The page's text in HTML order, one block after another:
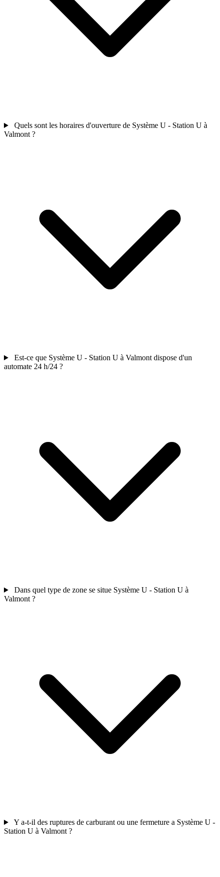
Quels sont les horaires d'ouverture de Système U - Station U à
Valmont ?
Est-ce que Système U - Station U à Valmont dispose d'un
automate 24 h/24 ?
Dans quel type de zone se situe Système U - Station U à
Valmont ?
Y a-t-il des ruptures de carburant ou une fermeture a Système U -
Station U à Valmont ?